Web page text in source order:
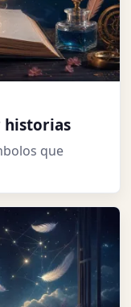
historias
que